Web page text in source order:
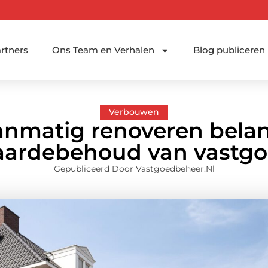
Ons Team en Verhalen Blog publiceren
Verbouwen
renoveren
van
Gepubliceerd Door Vastgoedbeheer.nl